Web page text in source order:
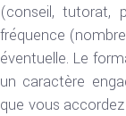
(conseil, tutorat,
fréquence
éventuelle. Le
un caractère
que vous